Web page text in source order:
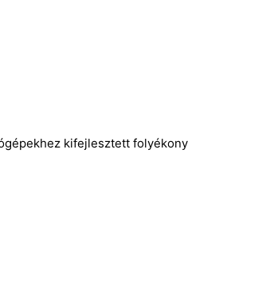
kifejlesztett folyékony